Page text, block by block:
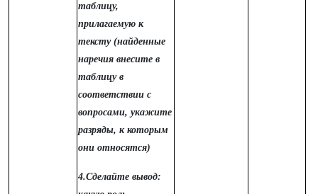
таблицу,
прилагаемую к
тексту (найденные
наречия внесите в
таблицу в
соответствии с
вопросами, укажите
разряды, к которым
они относятся)
4.Сделайте вывод: